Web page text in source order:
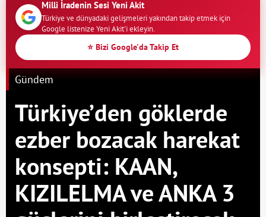
Milli İradenin Sesi Yeni Akit
Türkiye ve dünyadaki gelişmeleri yakından takip etmek için
Google listenize Yeni Akit'i ekleyin.
⭐ Bizi Google'da Takip Et
Gündem
Türkiye’den göklerde
ezber bozacak harekat
konsepti: KAAN,
KIZILELMA ve ANKA 3